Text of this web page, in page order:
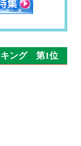
キング 第1位